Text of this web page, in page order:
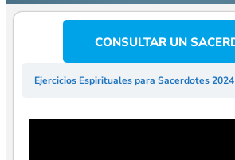
CONSULTAR UN
Ejercicios Espirituales para Sacerdotes 2024